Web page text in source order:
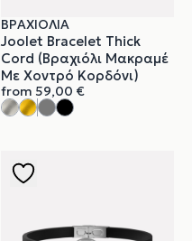
ΒΡΑΧΙΌΛΙΑ
Joolet Bracelet Thick
Cord (Βραχιόλι Μακραμέ
Με Χοντρό Κορδόνι)
from 59,00 €